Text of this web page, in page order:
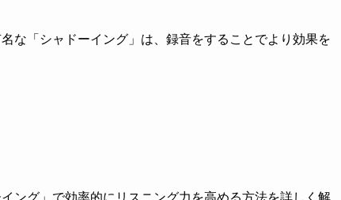
な「シャドーイング」は、録音をすることでより効果を